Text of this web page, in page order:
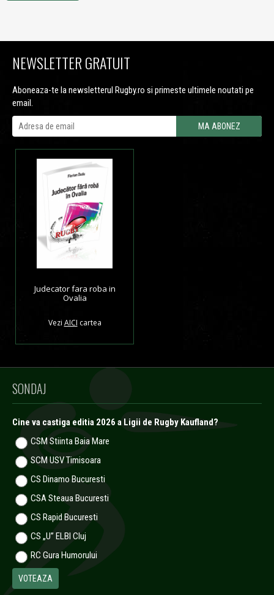
NEWSLETTER GRATUIT
Aboneaza-te la newsletterul Rugby.ro si primeste ultimele noutati pe
email.
Judecator fara roba in
Ovalia
Vezi AICI cartea
SONDAJ
Cine va castiga editia 2026 a Ligii de Rugby Kaufland?
CSM Stiinta Baia Mare
SCM USV Timisoara
CS Dinamo Bucuresti
CSA Steaua Bucuresti
CS Rapid Bucuresti
CS „U” ELBI Cluj
RC Gura Humorului